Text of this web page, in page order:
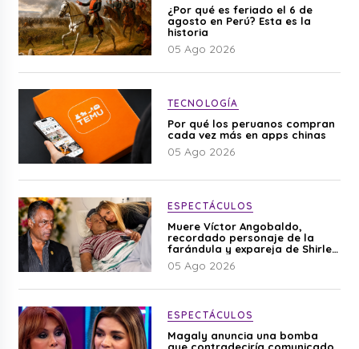
¿Por qué es feriado el 6 de
agosto en Perú? Esta es la
historia
05 Ago 2026
TECNOLOGÍA
Por qué los peruanos compran
cada vez más en apps chinas
05 Ago 2026
ESPECTÁCULOS
Muere Víctor Angobaldo,
recordado personaje de la
farándula y expareja de Shirley
Cherres
05 Ago 2026
ESPECTÁCULOS
Magaly anuncia una bomba
que contradeciría comunicado